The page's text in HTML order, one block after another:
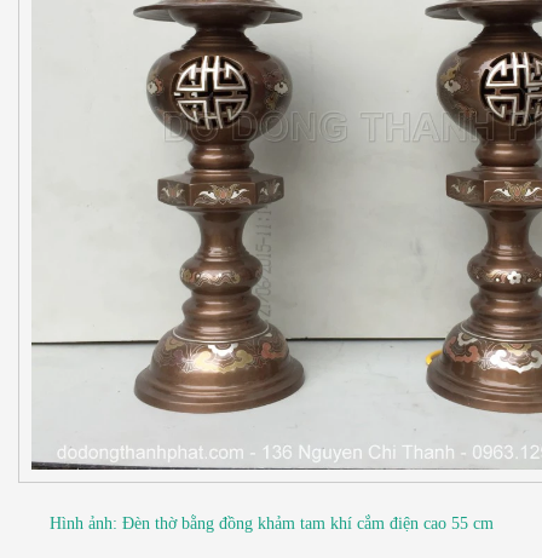
Hình ảnh: Đèn thờ bằng đồng khảm tam khí cắm điện cao 55 cm